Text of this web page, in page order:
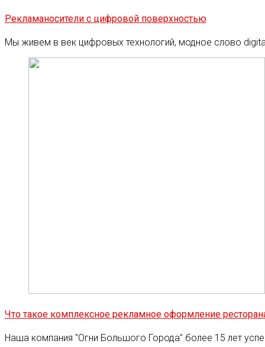
Рекламаносители с цифровой поверхностью
Мы живем в век цифровых технологий, модное слово
Что такое комплексное рекламное оформление
Наша компания "Огни Большого Города" более 15 лет